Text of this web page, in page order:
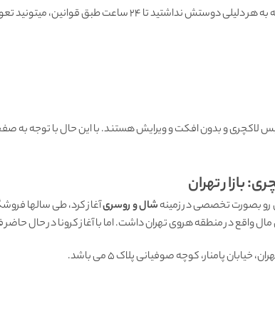
هنگامی که محصول رسید به دستتون اگه به هر دلیلی
و بدون افکت و ویرایش هستند. با این حال با توجه به
بازار تهران
شال و روسری
پامنار، کوچه صوفیانی پلاک 5 می باشد.